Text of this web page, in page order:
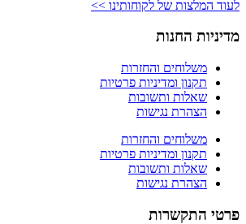
לעוד המלצות של לקוחותינו >>
מדיניות החנות
משלוחים והחזרות
תקנון ומדיניות פרטיות
שאלות ותשובות
הצהרת נגישות
משלוחים והחזרות
תקנון ומדיניות פרטיות
שאלות ותשובות
הצהרת נגישות
פרטי התקשרות